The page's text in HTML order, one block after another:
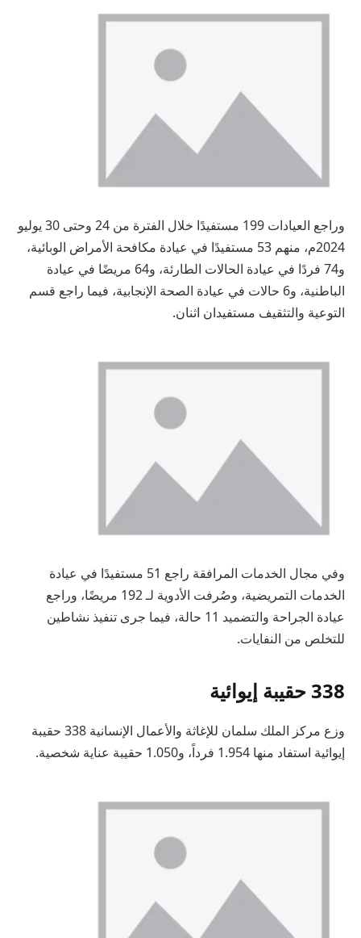
وراجع العيادات 199 مستفيدًا خلال الفترة من 24 وحتى 30 يوليو
2024م، منهم 53 مستفيدًا في عيادة مكافحة الأمراض الوبائية،
و74 فردًا في عيادة الحالات الطارئة، و64 مريضًا في عيادة
الباطنية، و6 حالات في عيادة الصحة الإنجابية، فيما راجع قسم
التوعية والتثقيف مستفيدان اثنان.
وفي مجال الخدمات المرافقة راجع 51 مستفيدًا في عيادة
الخدمات التمريضية، وصُرفت الأدوية لـ 192 مريضًا، وراجع
عيادة الجراحة والتضميد 11 حالة، فيما جرى تنفيذ نشاطين
للتخلص من النفايات.
338 حقيبة إيوائية
وزع مركز الملك سلمان للإغاثة والأعمال الإنسانية 338 حقيبة
إيوائية استفاد منها 1.954 فرداً، و1.050 حقيبة عناية شخصية.